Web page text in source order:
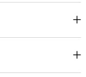
выравнивает и мягко
раздражения и
TECA (с